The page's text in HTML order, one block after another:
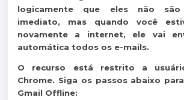
logicamente que eles não
imediato, mas quando você
novamente a internet, ele vai
automática todos os e-mails.
O recurso está restrito a
Chrome. Siga os passos abaixo
Gmail Offline: